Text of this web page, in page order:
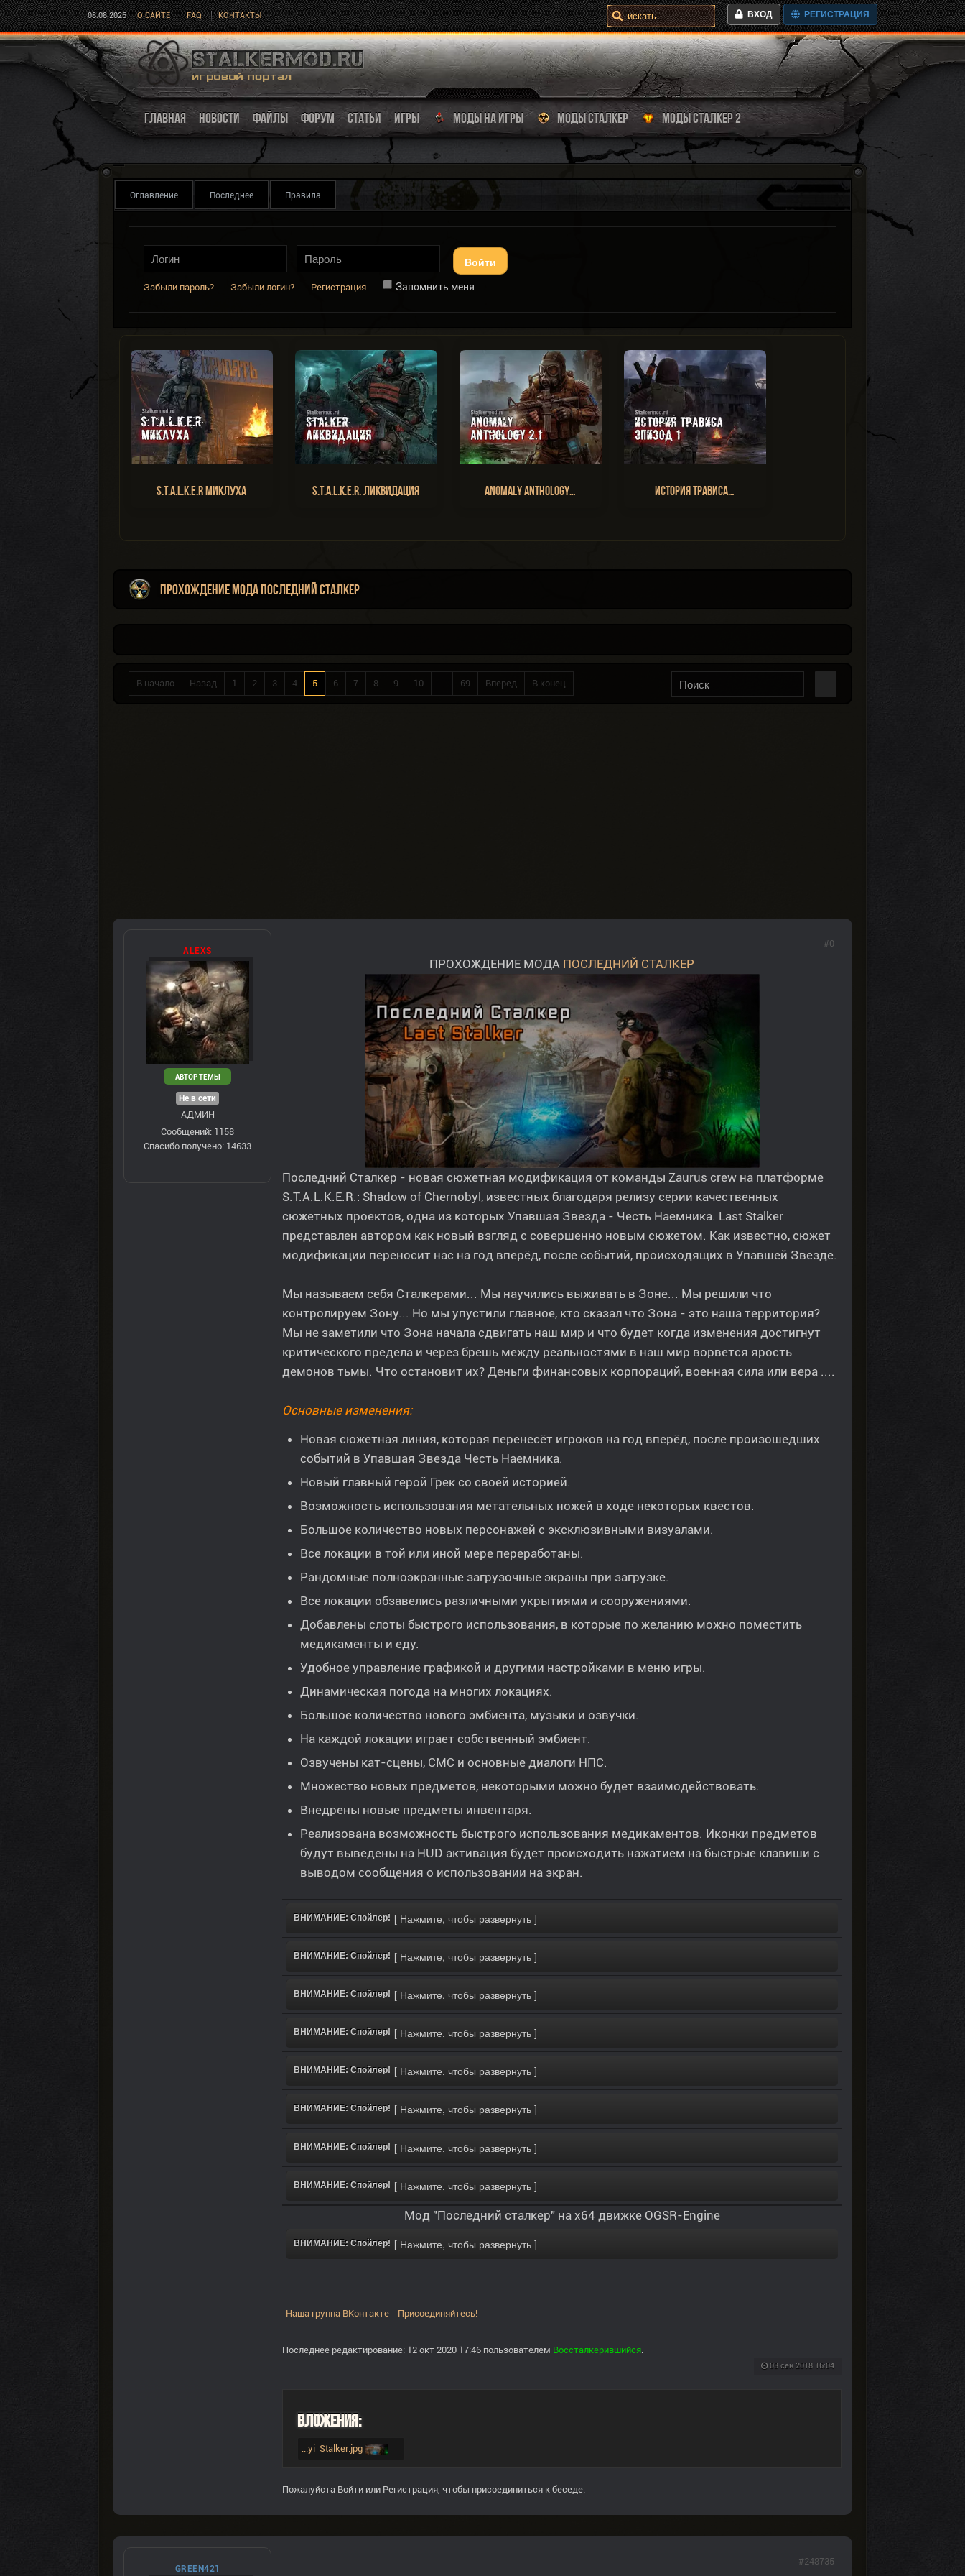
08.08.2026 О САЙТЕ FAQ КОНТАКТЫ ВХОД РЕГИСТРАЦИЯ
ГЛАВНАЯ НОВОСТИ ФАЙЛЫ ФОРУМ СТАТЬИ ИГРЫ МОДЫ НА ИГРЫ МОДЫ СТАЛКЕР МОДЫ СТАЛКЕР 2
Оглавление Последнее Правила
Войти
Забыли пароль? Забыли логин? Регистрация Запомнить меня
S.T.A.L.K.E.R Миклуха S.T.A.L.K.E.R. Ликвидация Anomaly Anthology… История Трависа…
Прохождение мода Последний Сталкер
В начало Назад 1 2 3 4 5 6 7 8 9 10 ... 69 Вперед В конец
ALEXS
АВТОР ТЕМЫ
Не в сети
АДМИН
Сообщений: 1158
Спасибо получено: 14633
ПРОХОЖДЕНИЕ МОДА ПОСЛЕДНИЙ СТАЛКЕР
Последний Сталкер - новая сюжетная модификация от команды Zaurus crew на платформе
S.T.A.L.K.E.R.: Shadow of Chernobyl, известных благодаря релизу серии качественных
сюжетных проектов, одна из которых Упавшая Звезда - Честь Наемника. Last Stalker
представлен автором как новый взгляд с совершенно новым сюжетом. Как известно, сюжет
модификации переносит нас на год вперёд, после событий, происходящих в Упавшей Звезде.
Мы называем себя Сталкерами... Мы научились выживать в Зоне... Мы решили что
контролируем Зону... Но мы упустили главное, кто сказал что Зона - это наша территория?
Мы не заметили что Зона начала сдвигать наш мир и что будет когда изменения достигнут
критического предела и через брешь между реальностями в наш мир ворвется ярость
демонов тьмы. Что остановит их? Деньги финансовых корпораций, военная сила или вера ....
Основные изменения:
Новая сюжетная линия, которая перенесёт игроков на год вперёд, после произошедших
событий в Упавшая Звезда Честь Наемника.
Новый главный герой Грек со своей историей.
Возможность использования метательных ножей в ходе некоторых квестов.
Большое количество новых персонажей с эксклюзивными визуалами.
Все локации в той или иной мере переработаны.
Рандомные полноэкранные загрузочные экраны при загрузке.
Все локации обзавелись различными укрытиями и сооружениями.
Добавлены слоты быстрого использования, в которые по желанию можно поместить
медикаменты и еду.
Удобное управление графикой и другими настройками в меню игры.
Динамическая погода на многих локациях.
Большое количество нового эмбиента, музыки и озвучки.
На каждой локации играет собственный эмбиент.
Озвучены кат-сцены, СМС и основные диалоги НПС.
Множество новых предметов, некоторыми можно будет взаимодействовать.
Внедрены новые предметы инвентаря.
Реализована возможность быстрого использования медикаментов. Иконки предметов
будут выведены на HUD активация будет происходить нажатием на быстрые клавиши с
выводом сообщения о использовании на экран.
ВНИМАНИЕ: Спойлер!
ВНИМАНИЕ: Спойлер!
ВНИМАНИЕ: Спойлер!
ВНИМАНИЕ: Спойлер!
ВНИМАНИЕ: Спойлер!
ВНИМАНИЕ: Спойлер!
ВНИМАНИЕ: Спойлер!
ВНИМАНИЕ: Спойлер!
Мод "Последний сталкер" на х64 движке OGSR-Engine
ВНИМАНИЕ: Спойлер!
Наша группа ВКонтакте - Присоединяйтесь!
Последнее редактирование: 12 окт 2020 17:46 пользователем Воссталкерившийся.
03 сен 2018 16:04
#0
Вложения:
...yi_Stalker.jpg
Пожалуйста Войти или Регистрация, чтобы присоединиться к беседе.
GREEN421
#248735